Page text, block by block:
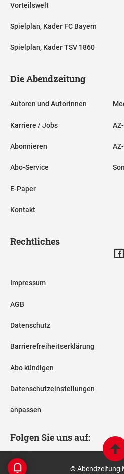
Vorteilswelt
Spielplan, Kader FC Bayern
Spielplan, Kader TSV 1860
Die Abendzeitung
Autoren und Autorinnen
Karriere / Jobs
Abonnieren
Abo-Service
E-Paper
Kontakt
Rechtliches
Impressum
AGB
Datenschutz
Barrierefreiheitserklärung
Abo kündigen
Datenschutzeinstellungen
anpassen
Folgen Sie uns auf:
© Abendzeitung